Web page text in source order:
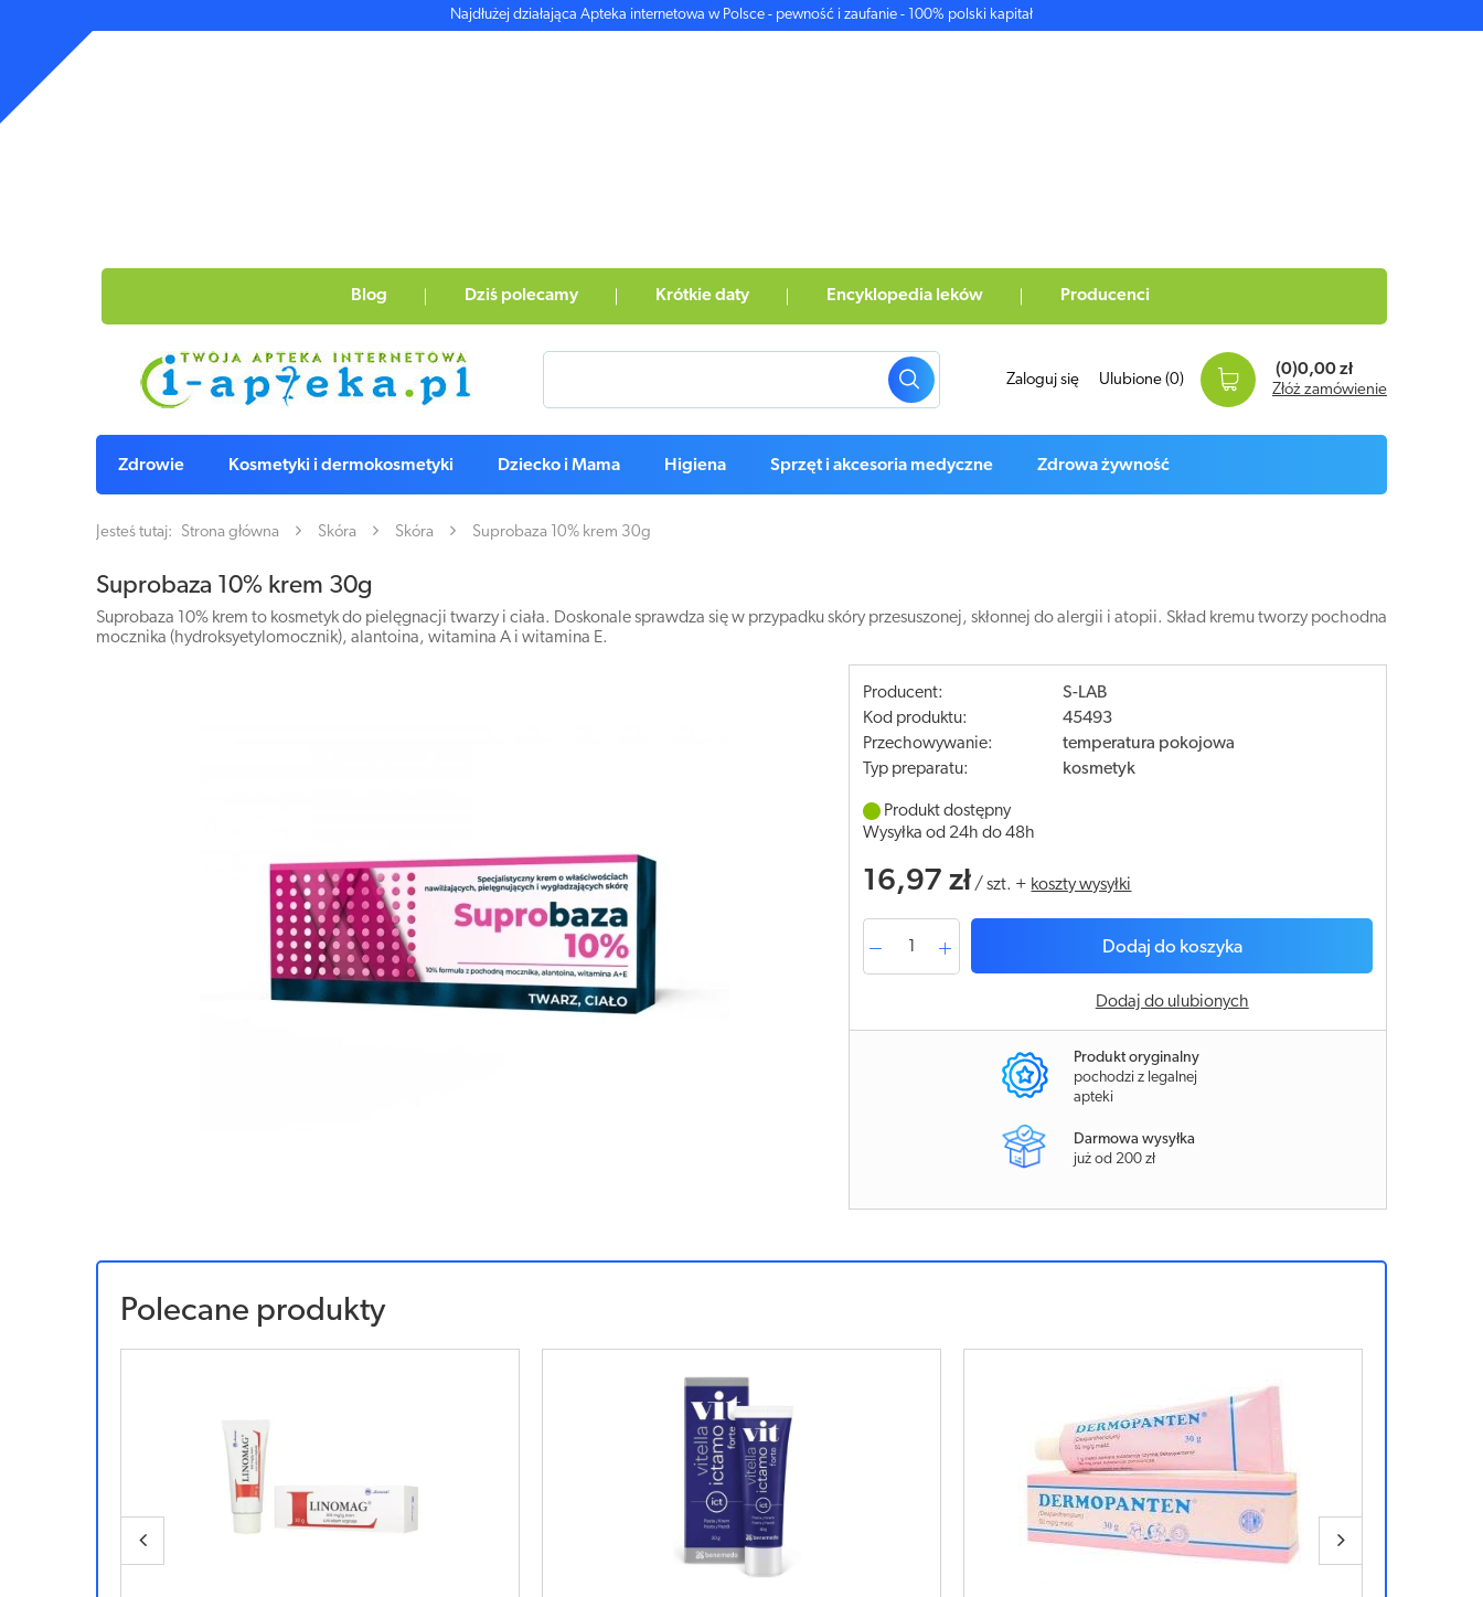
Najdłużej działająca Apteka internetowa w Polsce - pewność i zaufanie - 100% polski kapitał
Blog Dziś polecamy Krótkie daty Encyklopedia leków Producenci
Zaloguj się Ulubione (0)
(0)0,00 zł
Złóż zamówienie
Zdrowie Kosmetyki i dermokosmetyki Dziecko i Mama Higiena Sprzęt i akcesoria medyczne Zdrowa żywność
Jesteś tutaj: Strona główna Skóra Skóra Suprobaza 10% krem 30g
Suprobaza 10% krem 30g
Suprobaza 10% krem to kosmetyk do pielęgnacji twarzy i ciała. Doskonale sprawdza się w przypadku skóry przesuszonej, skłonnej do alergii i atopii. Skład kremu tworzy pochodna
mocznika (hydroksyetylomocznik), alantoina, witamina A i witamina E.
Producent:
S-LAB
Kod produktu:
45493
Przechowywanie:
temperatura pokojowa
Typ preparatu:
kosmetyk
Produkt dostępny
Wysyłka od 24h do 48h
16,97 zł /szt. + koszty wysyłki
Dodaj do koszyka
Dodaj do ulubionych
Produkt oryginalny
pochodzi z legalnej
apteki
Darmowa wysyłka
już od 200 zł
Polecane produkty